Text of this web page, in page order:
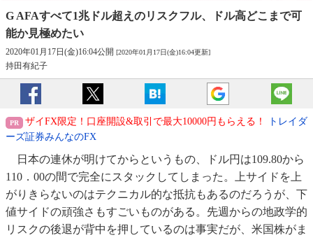
G AFAすべて1兆ドル超えのリスクフル、
ドル高どこまで可
能か見極めたい
2020年01月17日(金)16:04公開 [2020年01月17日(金)16:04更新]
持田有紀子
ザイFX限定！口座開設&取引で最大10000円もらえる！
トレイダ
ーズ証券みんなのFX
日本の連休が明けてからというもの、ドル円は109.80から
110．00の間で完全にスタックしてしまった。上サイドを上
がりきらないのはテクニカル的な抵抗もあるのだろうが、下
値サイドの頑強さもすごいものがある。先週からの地政学的
リスクの後退が背中を押しているのは事実だが、米国株がま